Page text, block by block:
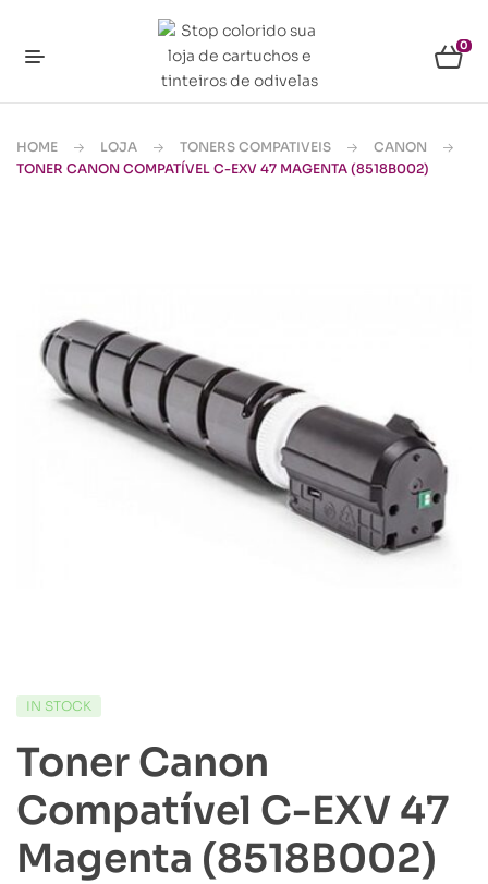
0
HOME LOJA TONERS COMPATIVEIS
CANON
TONER CANON COMPATÍVEL C-EXV 47 MAGENTA (8518B002)
IN STOCK
Toner Canon
Compatível C-EXV 47
Magenta (8518B002)